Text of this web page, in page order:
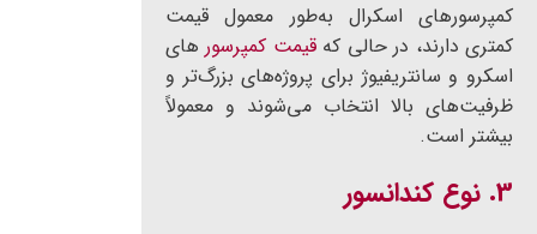
کمپرسورهای اسکرال به‌طور معمول قیمت
کمتری دارند، در حالی کهقیمت کمپرسورهای
اسکرو و سانتریفیوژ برای پروژه‌های بزرگ‌تر و
ظرفیت‌های بالا انتخاب می‌شوند و معمولاً
بیشتر است.
3. نوع کندانسور